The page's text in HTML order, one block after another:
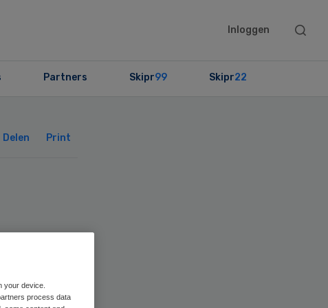
Inloggen
Search
Partners Skipr99 Skipr22
Delen Print
your device.
process data